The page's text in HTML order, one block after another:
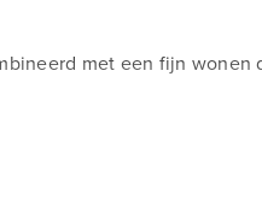
met een fijn wonen